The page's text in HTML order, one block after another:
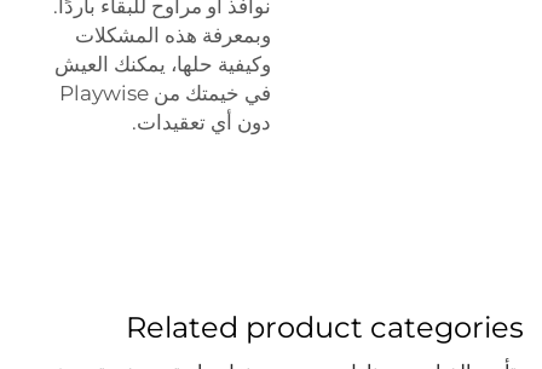
نوافذ أو مراوح للبقاء باردًا.
وبمعرفة هذه المشكلات
وكيفية حلها، يمكنك العيش
في خيمتك من Playwise
دون أي تعقيدات.
Related product categories